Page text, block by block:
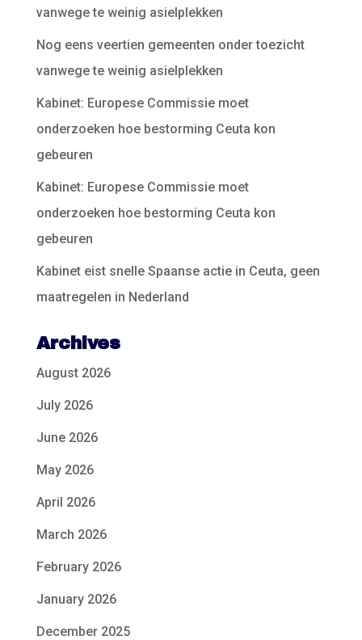
vanwege te weinig asielplekken
Nog eens veertien gemeenten onder toezicht
vanwege te weinig asielplekken
Kabinet: Europese Commissie moet
onderzoeken hoe bestorming Ceuta kon
gebeuren
Kabinet: Europese Commissie moet
onderzoeken hoe bestorming Ceuta kon
gebeuren
Kabinet eist snelle Spaanse actie in Ceuta, geen
maatregelen in Nederland
Archives
August 2026
July 2026
June 2026
May 2026
April 2026
March 2026
February 2026
January 2026
December 2025